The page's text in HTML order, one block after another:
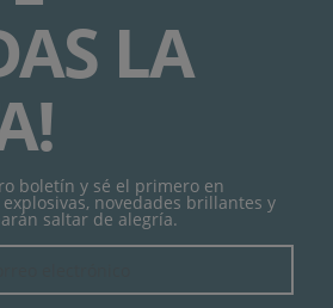
LA
boletín y sé el primero en
novedades brillantes y
saltar de alegría.